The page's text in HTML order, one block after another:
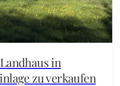
in
zu verkaufen